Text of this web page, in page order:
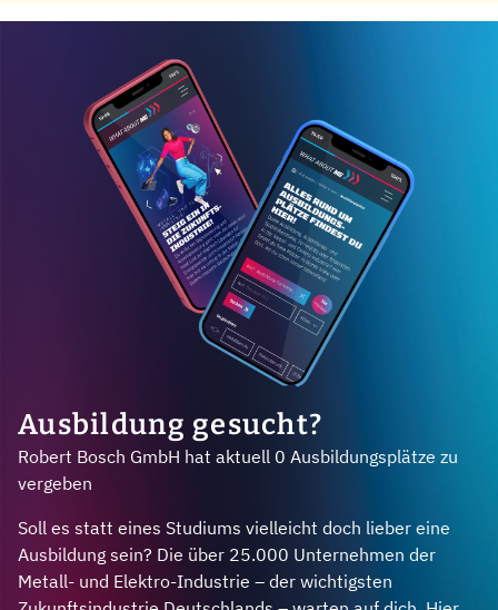
Ausbildung gesucht?
Robert Bosch GmbH hat aktuell 0 Ausbildungsplätze zu
vergeben
Soll es statt eines Studiums vielleicht doch lieber eine
Ausbildung sein? Die über 25.000 Unternehmen der
Metall- und Elektro-Industrie – der wichtigsten